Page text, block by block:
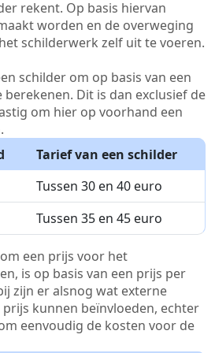
rekent. Op basis hiervan
worden en de overweging
schilderwerk zelf uit te voeren.
schilder om op basis van een
Dit is dan exclusief de
om hier op voorhand een
Tarief van een schilder
Tussen 30 en 40 euro
Tussen 35 en 45 euro
een prijs voor het
is op basis van een prijs per
zijn er alsnog wat externe
kunnen beïnvloeden, echter
eenvoudig de kosten voor de